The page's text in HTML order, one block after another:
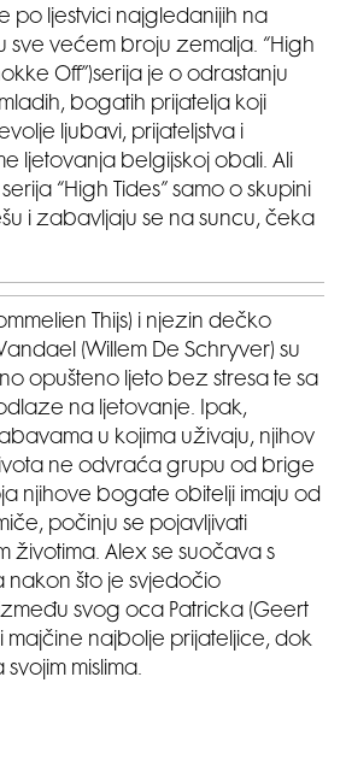
po ljestvici najgledanijih na
sve većem broju zemalja. “High
Off”)serija je o odrastanju
bogatih prijatelja koji
ljubavi, prijateljstva i
ljetovanja belgijskoj obali. Ali
“High Tides” samo o skupini
i zabavljaju se na suncu, čeka
Thijs) i njezin dečko
(Willem De Schryver) su
opušteno ljeto bez stresa te sa
na ljetovanje. Ipak,
u kojima uživaju, njihov
ne odvraća grupu od brige
njihove bogate obitelji imaju od
počinju se pojavljivati
životima. Alex se suočava s
nakon što je svjedočio
svog oca Patricka (Geert
majčine najbolje prijateljice, dok
mislima.